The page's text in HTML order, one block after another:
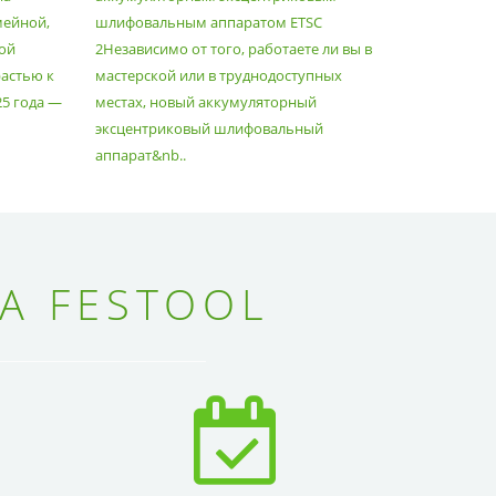
к
года —
шлифовальным аппаратом ETSC
2Независимо от того, работаете ли вы в
мастерской или в труднодоступных
местах, новый аккумуляторный
эксцентриковый шлифовальный
аппарат&nb..